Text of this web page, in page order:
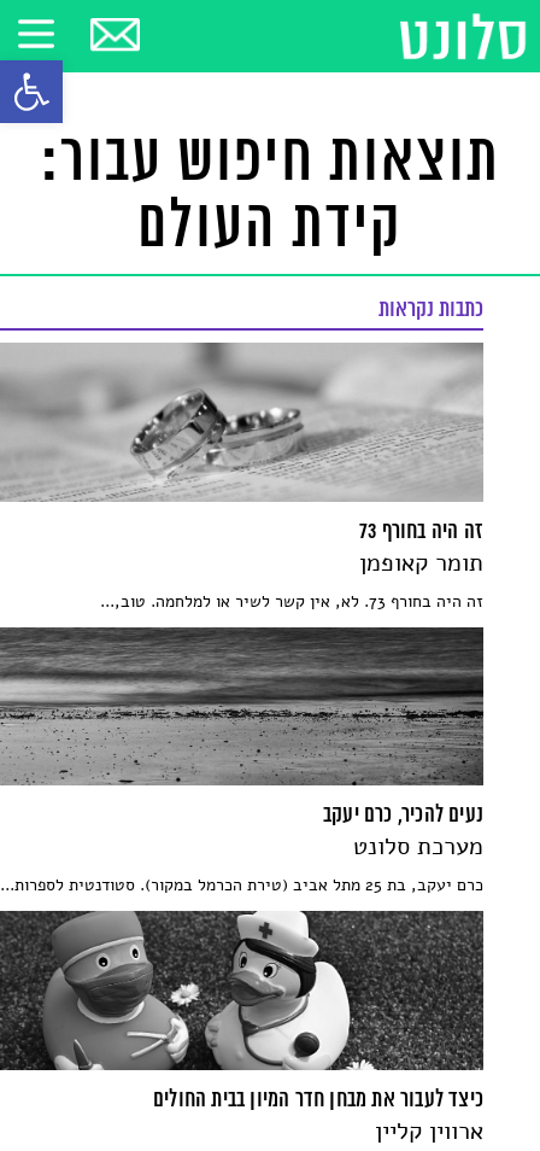
פתח
תוצאות חיפוש עבור:
קידת העולם
כתבות נקראות
זה היה בחורף 73
תומר קאופמן
זה היה בחורף 73. לא, אין קשר לשיר או למלחמה. טוב,...
נעים להכיר, כרם יעקב
מערכת סלונט
כרם יעקב, בת 25 מתל אביב (טירת הכרמל במקור). סטודנטית לספרות...
כיצד לעבור את מבחן חדר המיון בבית החולים
ארווין קליין